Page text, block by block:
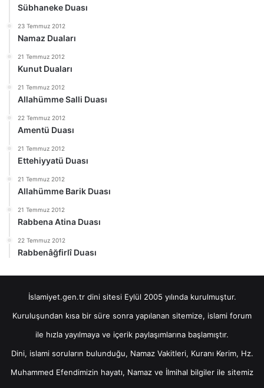
Sübhaneke Duası
23 Temmuz 2012
Namaz Duaları
21 Temmuz 2012
Kunut Duaları
21 Temmuz 2012
Allahümme Salli Duası
22 Temmuz 2012
Amentü Duası
21 Temmuz 2012
Ettehiyyatü Duası
21 Temmuz 2012
Allahümme Barik Duası
21 Temmuz 2012
Rabbena Atina Duası
22 Temmuz 2012
Rabbenâğfirlî Duası
İslamiyet.gen.tr dini sitesi Eylül 2005 yılında kurulmuştur.
Kuruluşundan kısa bir süre sonra yapılanan sitemize, islami forum
ile hızla yayılmaya ve içerik paylaşımlarına başlamıştır.
Dini, islami soruların bulunduğu, Namaz Vakitleri, Kuranı Kerim, Hz.
Muhammed Efendimizin hayatı, Namaz ve İlmihal bilgiler ile sitemiz